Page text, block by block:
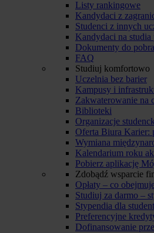
Listy rankingowe
Kandydaci z
Studenci z innych
Kandydaci na
Dokumenty do
FAQ
Studiuj komfortowo
Uczelnia bez barier
Kampusy i
Zakwaterowanie na
Biblioteki
Organizacje
Oferta Biura Karier:
Wymiana
Kalendarium roku
Pobierz aplikację
Zdobądź wsparcie
Opłaty – co
Studiuj za darmo –
Stypendia dla
Preferencyjne
Dofinansowanie